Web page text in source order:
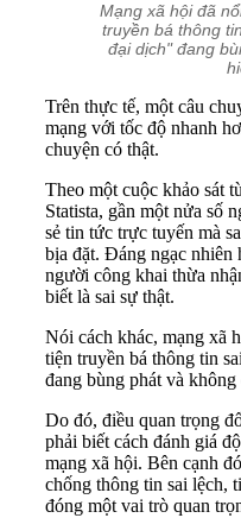
Mạng xã hội đã
truyền bá thông
đại dịch" đang
Trên thực tế, một câu
mạng với tốc độ nhanh
chuyện có thật.
Theo một cuộc khảo sát
Statista, gần một nửa số
sẻ tin tức trực tuyến mà
bịa đặt. Đáng ngạc
người công khai thừa
biết là sai sự thật.
Nói cách khác, mạng xã
tiện truyền bá thông tin
đang bùng phát và
Do đó, điều quan trọng
phải biết cách đánh giá
mạng xã hội. Bên cạnh
chống thông tin sai lệch,
đóng một vai trò quan